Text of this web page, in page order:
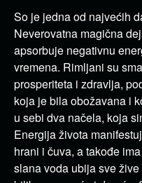
So je jedna od najvećih
Neverovatna magična
apsorbuje negativnu
vremena. Rimljani su
prosperiteta i zdravlja,
koja je bila obožavana i
u sebi dva načela, koja
Energija života
hrani i čuva, a takođe
slana voda ubija sve